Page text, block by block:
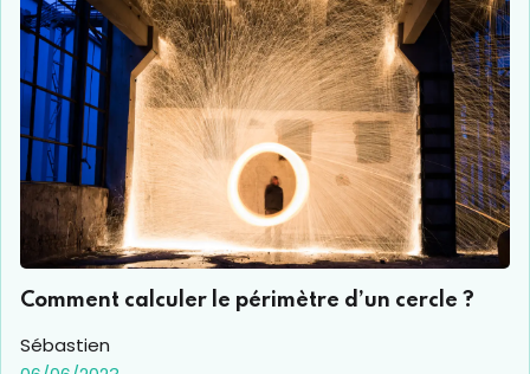
utile à de nombreux métiers tels que le bâtiment, pour
définir les côtes d’un plan, en infographie, pour
déterminer la taille d’un élément dans un ensemble
graphique, ou même l’agriculture qui peut nécessiter
de définir exactement l’aire d’une parcelle. Voici donc
toute la lumière sur ce problème géométrique et sur
l’origine du rectangle. Avec nous, calculez l’aire d’un
rectangle simplement et précisément.
Comment calculer le périmètre d’un cercle ?
Sébastien